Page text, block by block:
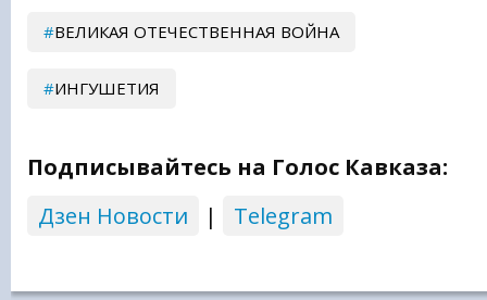
ВЕЛИКАЯ ОТЕЧЕСТВЕННАЯ ВОЙНА
ИНГУШЕТИЯ
Подписывайтесь на Голос Кавказа:
Дзен Новости
| Telegram